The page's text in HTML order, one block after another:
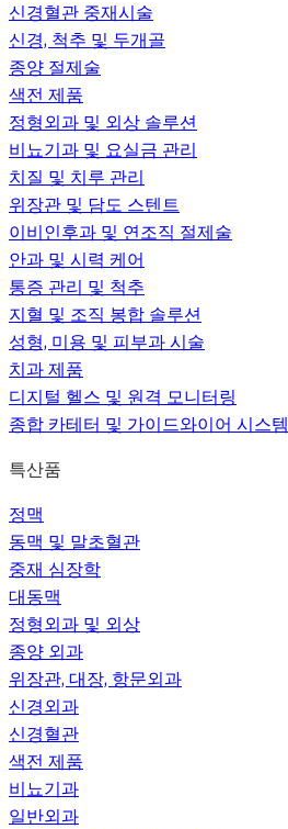
신경혈관 중재시술
신경, 척추 및 두개골
종양 절제술
색전 제품
정형외과 및 외상 솔루션
비뇨기과 및 요실금 관리
치질 및 치루 관리
위장관 및 담도 스텐트
이비인후과 및 연조직 절제술
안과 및 시력 케어
통증 관리 및 척추
지혈 및 조직 봉합 솔루션
성형, 미용 및 피부과 시술
치과 제품
디지털 헬스 및 원격 모니터링
종합 카테터 및 가이드와이어 시스템
특산품
정맥
동맥 및 말초혈관
중재 심장학
대동맥
정형외과 및 외상
종양 외과
위장관, 대장, 항문외과
신경외과
신경혈관
색전 제품
비뇨기과
일반외과